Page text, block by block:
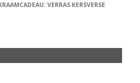
VERRAS KERSVERSE